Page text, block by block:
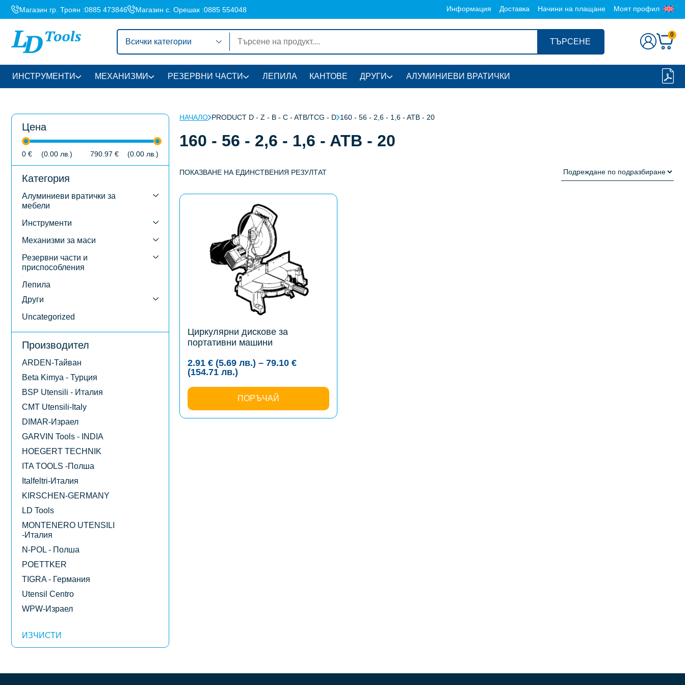
Магазин гр. Троян :0885 473846 Магазин с. Орешак :0885 554048 Информация Доставка Начини на плащане Моят профил
Всички категории ТЪРСЕНЕ
0
ИНСТРУМЕНТИ МЕХАНИЗМИ РЕЗЕРВНИ ЧАСТИ ЛЕПИЛА КАНТОВЕ ДРУГИ АЛУМИНИЕВИ ВРАТИЧКИ
НАЧАЛО PRODUCT D - Z - B - C - ATB/TCG - D 160 - 56 - 2,6 - 1,6 - ATB - 20
160 - 56 - 2,6 - 1,6 - ATB - 20
ПОКАЗВАНЕ НА ЕДИНСТВЕНИЯ РЕЗУЛТАТ
Циркулярни дискове за
портативни машини
2.91 € (5.69 лв.) – 79.10 €
(154.71 лв.)
2.91 €
(5.69
лв.)
through
ПОРЪЧАЙ
options
Цена
0 € (0.00 лв. ) 790.97 € (0.00 лв. )
Категория
Алуминиеви вратички за
мебели
Инструменти
Механизми за маси
Резервни части и
приспособления
Лепила
Други
Uncategorized
Производител
ARDEN-Тайван
Beta Kimya - Турция
BSP Utensili - Италия
CMT Utensili-Italy
DIMAR-Израел
GARVIN Tools - INDIA
HOEGERT TECHNIK
ITA TOOLS -Полша
Italfeltri-Италия
KIRSCHEN-GERMANY
LD Tools
MONTENERO UTENSILI
-Италия
N-POL - Полша
POETTKER
TIGRA - Германия
Utensil Centro
WPW-Израел